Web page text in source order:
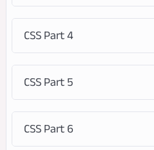
CSS Part 4
CSS Part 5
CSS Part 6